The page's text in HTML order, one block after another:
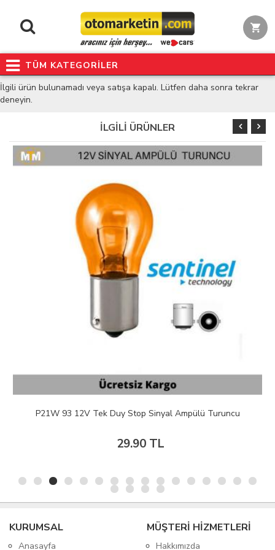
TÜM KATEGORİLER
İlgili ürün bulunamadı veya satışa kapalı. Lütfen daha sonra tekrar
deneyin.
İLGİLİ ÜRÜNLER
P21W 93 12V Tek Duy Stop Sinyal Ampülü Turuncu
29.90 TL
KURUMSAL
Anasayfa
MÜŞTERİ HİZMETLERİ
Hakkımızda